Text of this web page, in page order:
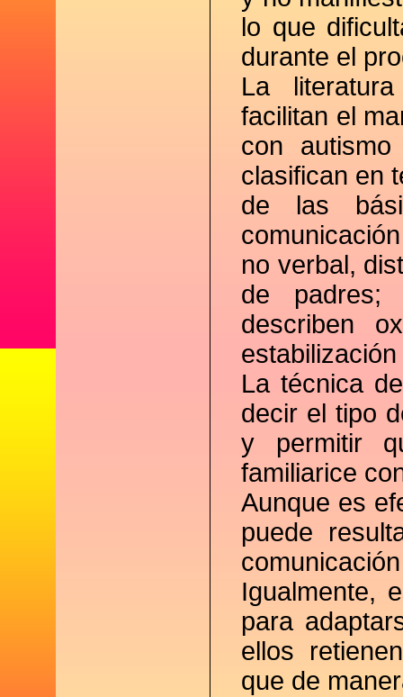
lo que
durante el
La
facilitan el
con
clasifican en
de las
no verbal,
de padres;
describen
La técnica
decir el tipo
y permitir
familiarice
Aunque es
puede
Igualmente,
para
ellos
que de